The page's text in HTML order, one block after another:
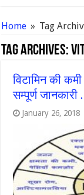
Home » Tag
Tag Archives:
विटामिन की
सम्पूर्ण जानकारी
January 26, 2018